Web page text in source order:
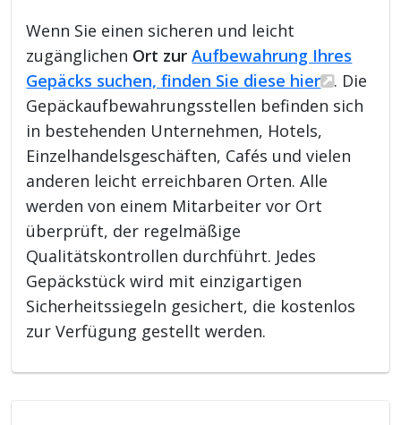
Wenn Sie einen sicheren und leicht
zugänglichen Ort zurAufbewahrung Ihres
Gepäcks suchen, finden Sie diese hier
. Die
Gepäckaufbewahrungsstellen befinden sich
in bestehenden Unternehmen, Hotels,
Einzelhandelsgeschäften, Cafés und vielen
anderen leicht erreichbaren Orten. Alle
werden von einem Mitarbeiter vor Ort
überprüft, der regelmäßige
Qualitätskontrollen durchführt. Jedes
Gepäckstück wird mit einzigartigen
Sicherheitssiegeln gesichert, die kostenlos
zur Verfügung gestellt werden.